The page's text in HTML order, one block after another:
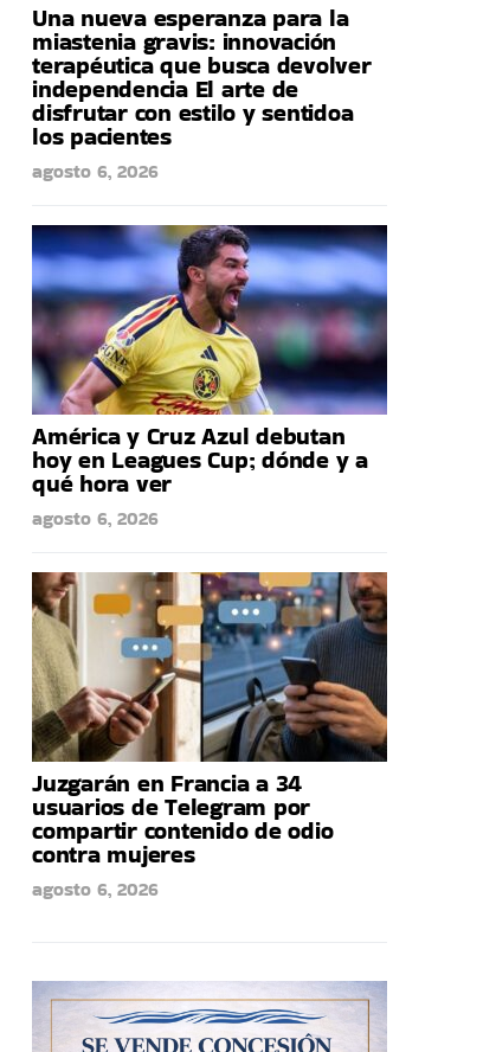
Una nueva esperanza para la
miastenia gravis: innovación
terapéutica que busca devolver
independencia El arte de
disfrutar con estilo y sentidoa
los pacientes
agosto 6, 2026
América y Cruz Azul debutan
hoy en Leagues Cup; dónde y a
qué hora ver
agosto 6, 2026
Juzgarán en Francia a 34
usuarios de Telegram por
compartir contenido de odio
contra mujeres
agosto 6, 2026